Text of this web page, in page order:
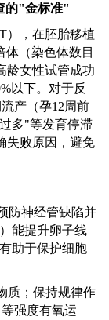
的"金标准"
），在胚胎移植
（染色体数目
龄女性试管成功
以下。对于反
产（孕12周前
多"等发育停滞
失败原因，避免
防神经管缺陷并
能提升卵子线
助于保护细胞
质；保持规律作
强度有氧运